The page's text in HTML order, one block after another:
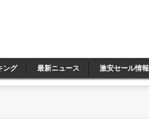
ング 最新ニュース 激安セール情報